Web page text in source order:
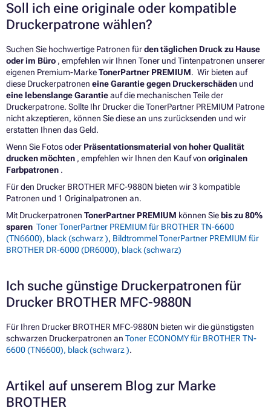
Soll ich eine originale oder kompatible
Druckerpatrone wählen?
Suchen Sie hochwertige Patronen fürden täglichen Druck zu Hause
oder im Büro , empfehlen wir Ihnen Toner und Tintenpatronen unserer
eigenen Premium-MarkeTonerPartner PREMIUM. Wir bieten auf
diese Druckerpatronen eine Garantie gegen Druckerschäden und
eine lebenslange Garantieauf die mechanischen Teile der
Druckerpatrone. Sollte Ihr Drucker die TonerPartner PREMIUM Patrone
nicht akzeptieren, können Sie diese an uns zurücksenden und wir
erstatten Ihnen das Geld.
Wenn Sie Fotos oder Präsentationsmaterial von hoher Qualität
drucken möchten , empfehlen wir Ihnen den Kauf von originalen
Farbpatronen .
Für den Drucker BROTHER MFC-9880N bieten wir 3 kompatible
Patronen und 1 Originalpatronen an.
Mit Druckerpatronen TonerPartner PREMIUM können Sie bis zu 80%
sparen Toner TonerPartner PREMIUM für BROTHER TN-6600
(TN6600), black (schwarz ), Bildtrommel TonerPartner PREMIUM für
BROTHER DR-6000 (DR6000), black (schwarz)
Ich suche günstige Druckerpatronen für
Drucker BROTHER MFC-9880N
Für Ihren Drucker BROTHER MFC-9880N bieten wir die günstigsten
schwarzen Druckerpatronen an Toner ECONOMY für BROTHER TN-
6600 (TN6600), black (schwarz ).
Artikel auf unserem Blog zur Marke
BROTHER